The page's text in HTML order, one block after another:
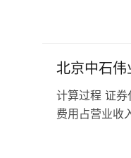
北京中石伟
计算过程 证
费用占营业收